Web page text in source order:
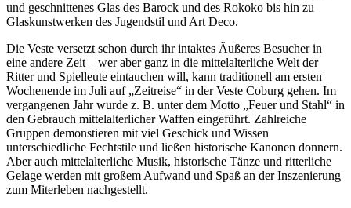
und geschnittenes Glas des Barock und des Rokoko bis hin zu
Glaskunstwerken des Jugendstil und Art Deco.
Die Veste versetzt schon durch ihr intaktes Äußeres Besucher in
eine andere Zeit – wer aber ganz in die mittelalterliche Welt der
Ritter und Spielleute eintauchen will, kann traditionell am ersten
Wochenende im Juli auf „Zeitreise“ in der Veste Coburg gehen. Im
vergangenen Jahr wurde z. B. unter dem Motto „Feuer und Stahl“ in
den Gebrauch mittelalterlicher Waffen eingeführt. Zahlreiche
Gruppen demonstieren mit viel Geschick und Wissen
unterschiedliche Fechtstile und ließen historische Kanonen donnern.
Aber auch mittelalterliche Musik, historische Tänze und ritterliche
Gelage werden mit großem Aufwand und Spaß an der Inszenierung
zum Miterleben nachgestellt.